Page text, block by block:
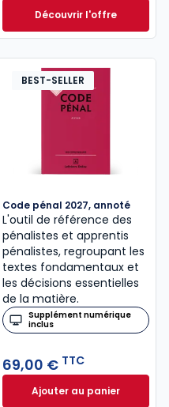
Édition limitée à 37,00 €
Découvrir l'offreL'appel expert à
Dès
2026, annoté et
BEST-SELLER
Code pénal 2027, annoté
L'outil de référence des
pénalistes et apprentis
pénalistes, regroupant les
textes fondamentaux et
les décisions essentielles
de la matière.
Supplément numérique
inclus
69,00 € TTC
Ajouter au panierCode pénal 2027,